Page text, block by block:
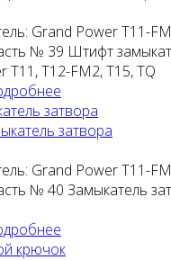
Grand Power T11-
№ 39 Штифт
T11, Т12-FM2, Т15, TQ
затвора
Grand Power T11-
№ 40 Замыкатель
крючок